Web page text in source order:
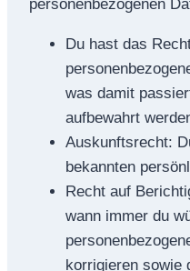
personenbezogenen
Du hast das
was damit
aufbewahrt
Auskunftsrecht:
bekannten
Recht auf
wann immer du
korrigieren sowie